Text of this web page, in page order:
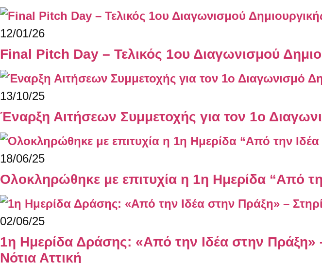
12/01/26
Final Pitch Day – Τελικός 1ου Διαγωνισμού
13/10/25
Έναρξη Αιτήσεων Συμμετοχής για τον 1ο
18/06/25
Ολοκληρώθηκε με επιτυχία η 1η Ημερίδα “Από
02/06/25
1η Ημερίδα Δράσης: «Από την Ιδέα στην Πράξη»
Νότια Αττική